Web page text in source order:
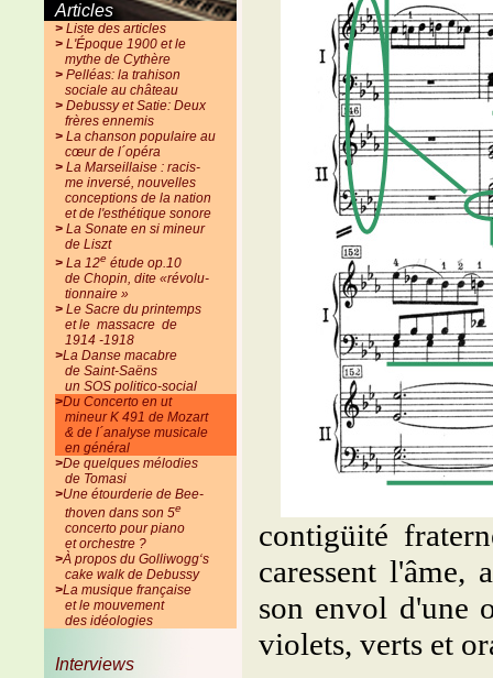
contigüité
caressent
son envol d'une
violets, verts et
Articles
> Liste des articles
> L'Époque 1900 et le
mythe de Cythère
> Pelléas: la trahison
sociale au château
> Debussy et Satie: Deux
frères ennemis
> La chanson populaire au
cœur de l´opéra
> La Marseillaise : racis-
me inversé, nouvelles
conceptions de la nation
et de l'esthétique sonore
> La Sonate en si mineur
de Liszt
> La 12e étude op.10
de Chopin, dite «révolu-
tionnaire »
> Le Sacre du printemps
et le massacre de
1914 -1918
>La Danse macabre
de Saint-Saëns
un SOS politico-social
>Du Concerto en ut
mineur K 491 de Mozart
& de l´analyse musicale
en général
>De quelques mélodies
de Tomasi
>Une étourderie de Bee-
thoven dans son 5e
concerto pour piano
et orchestre ?
>À propos du Golliwogg‘s
cake walk de Debussy
>La musique française
et le mouvement
des idéologies
Interviews